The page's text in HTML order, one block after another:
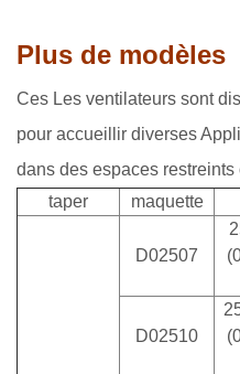
Plus de modèles
Ces Les ventilateurs sont
pour accueillir diverses
dans des espaces
taper
maquette
D02507
D02510